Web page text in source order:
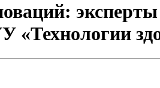
«Технологии